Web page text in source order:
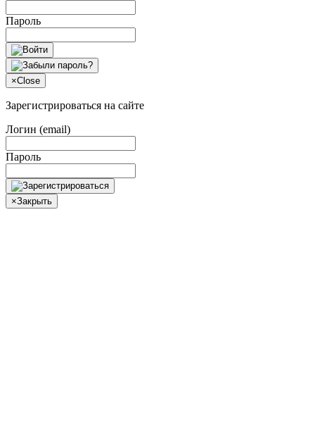
Пароль
×Close
Зарегистрироваться на сайте
Логин (email)
Пароль
×Закрыть